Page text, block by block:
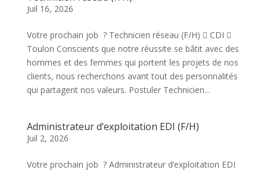
Juil 16, 2026
Votre prochain job ? Technicien réseau (F/H)  CDI 
Toulon Conscients que notre réussite se bâtit avec des
hommes et des femmes qui portent les projets de nos
clients, nous recherchons avant tout des personnalités
qui partagent nos valeurs. Postuler Technicien...
Administrateur d’exploitation EDI (F/H)
Juil 2, 2026
Votre prochain job ? Administrateur d’exploitation EDI